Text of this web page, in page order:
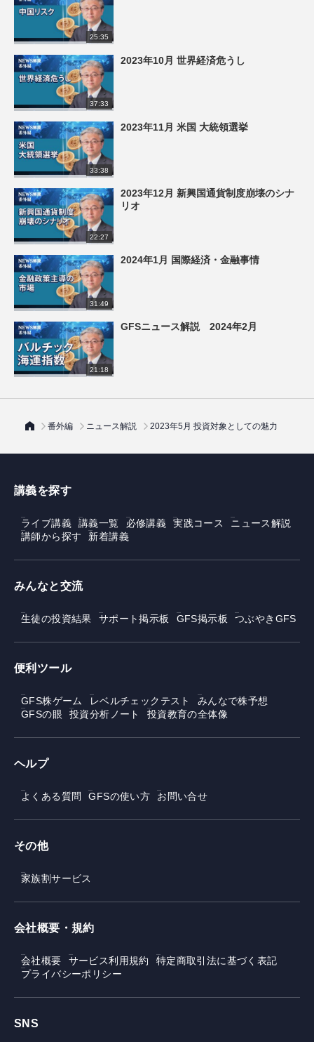
25:35
37:33
2023年10月 世界経済危うし
33:38
2023年11月 米国 大統領選挙
22:27
2023年12月 新興国通貨制度崩壊のシナ
リオ
31:49
2024年1月 国際経済・金融事情
21:18
GFSニュース解説 2024年2月
番外編 ニュース解説 2023年5月 投資対象としての魅力
講義を探す
ライブ講義 講義一覧 必修講義 実践コース
ニュース解説
講師から探す
新着講義
みんなと交流
生徒の投資結果 サポート掲示板 GFS掲示板 つぶやきGFS
便利ツール
GFS株ゲーム レベルチェックテスト
みんなで株予想
GFSの眼
投資分析ノート 投資教育の全体像
ヘルプ
よくある質問 GFSの使い方 お問い合せ
その他
家族割サービス
会社概要・規約
会社概要 サービス利用規約
特定商取引法に基づく表記
プライバシーポリシー
SNS